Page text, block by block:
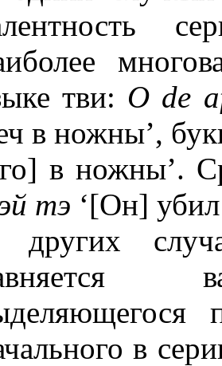
тви: O de
в ножны’,
в ножны’.
тэ ‘[Он]
в